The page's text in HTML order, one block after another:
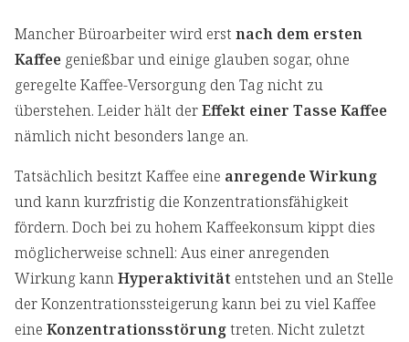
Mancher Büroarbeiter wird erst nach dem ersten
Kaffee genießbar und einige glauben sogar, ohne
geregelte Kaffee-Versorgung den Tag nicht zu
überstehen. Leider hält derEffekt einer Tasse Kaffee
nämlich nicht besonders lange an.
Tatsächlich besitzt Kaffee eine anregende Wirkung
und kann kurzfristig die Konzentrationsfähigkeit
fördern. Doch bei zu hohem Kaffeekonsum kippt dies
möglicherweise schnell: Aus einer anregenden
Wirkung kannHyperaktivität entstehen und an Stelle
der Konzentrationssteigerung kann bei zu viel Kaffee
eine Konzentrationsstörungtreten. Nicht zuletzt